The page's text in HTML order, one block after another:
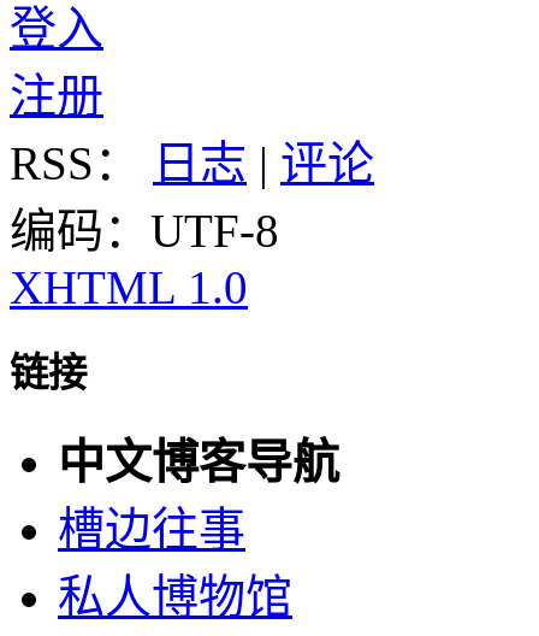
登入
注册
RSS：
日志 | 评论
编码：UTF-8
XHTML 1.0
链接
中文博客导航
槽边往事
私人博物馆